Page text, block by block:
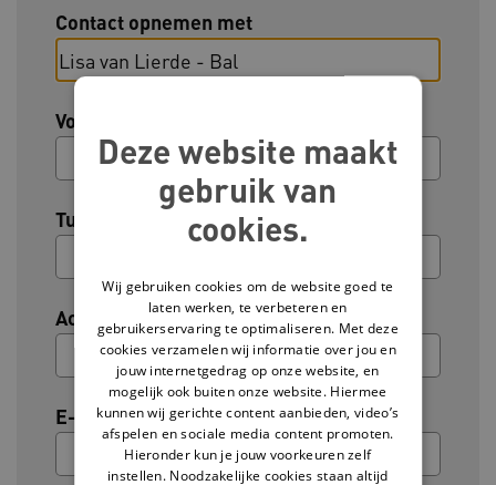
Contact opnemen met
Voornaam
Tussenvoegsel (optioneel)
Achternaam
E-mailadres
Deze website maakt
gebruik van
cookies.
Wij gebruiken cookies om de website goed te
laten werken, te verbeteren en
gebruikerservaring te optimaliseren. Met deze
cookies verzamelen wij informatie over jou en
jouw internetgedrag op onze website, en
mogelijk ook buiten onze website. Hiermee
kunnen wij gerichte content aanbieden, video’s
afspelen en sociale media content promoten.
Hieronder kun je jouw voorkeuren zelf
instellen. Noodzakelijke cookies staan altijd